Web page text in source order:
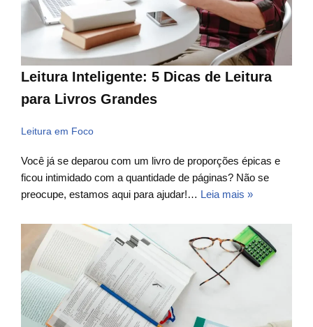
Leitura Inteligente: 5 Dicas de Leitura
para Livros Grandes
Leitura em Foco
Você já se deparou com um livro de proporções épicas e
ficou intimidado com a quantidade de páginas? Não se
preocupe, estamos aqui para ajudar!… Leia mais »